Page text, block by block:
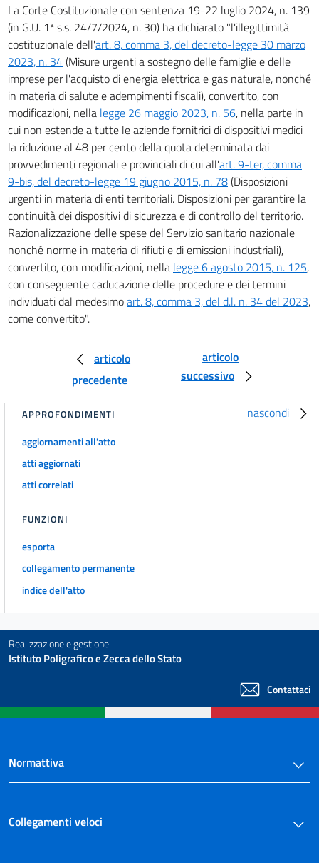
La Corte Costituzionale con sentenza 19-22 luglio 2024, n. 139
(in G.U. 1ª s.s. 24/7/2024, n. 30) ha dichiarato "l'illegittimità
costituzionale dell'art. 8, comma 3, del decreto-legge 30 marzo
2023, n. 34(Misure urgenti a sostegno delle famiglie e delle
imprese per l'acquisto di energia elettrica e gas naturale, nonché
in materia di salute e adempimenti fiscali), convertito, con
modificazioni, nella legge 26 maggio 2023, n. 56, nella parte in
cui non estende a tutte le aziende fornitrici di dispositivi medici
la riduzione al 48 per cento della quota determinata dai
provvedimenti regionali e provinciali di cui all'art. 9-ter, comma
9-bis, del decreto-legge 19 giugno 2015, n. 78(Disposizioni
urgenti in materia di enti territoriali. Disposizioni per garantire la
continuità dei dispositivi di sicurezza e di controllo del territorio.
Razionalizzazione delle spese del Servizio sanitario nazionale
nonché norme in materia di rifiuti e di emissioni industriali),
convertito, con modificazioni, nella legge 6 agosto 2015, n. 125,
con conseguente caducazione delle procedure e dei termini
individuati dal medesimoart. 8, comma 3, del d.l. n. 34 del 2023,
come convertito".
articolo
precedente
articolo
successivo
nascondi
APPROFONDIMENTI
aggiornamenti all'atto
atti aggiornati
atti correlati
FUNZIONI
esporta
collegamento permanente
indice dell'atto
Realizzazione e gestione
Istituto Poligrafico e Zecca dello Stato
Contattaci
Normattiva
Collegamenti veloci